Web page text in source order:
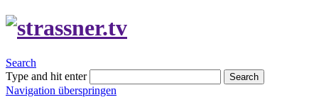
Search
Type and hit enter
Search
Navigation überspringen